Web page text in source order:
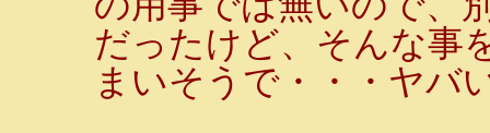
だったけど、そんな事
まいそうで・・・ヤバ